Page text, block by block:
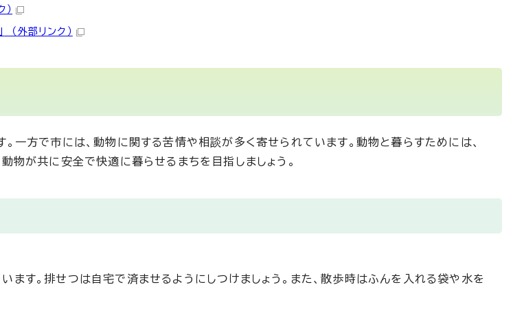
）
（外部リンク）
一方で市には、動物に関する苦情や相談が多く寄せられています。動物と暮らすためには、
物が共に安全で快適に暮らせるまちを目指しましょう。
す。排せつは自宅で済ませるようにしつけましょう。また、散歩時はふんを入れる袋や水を